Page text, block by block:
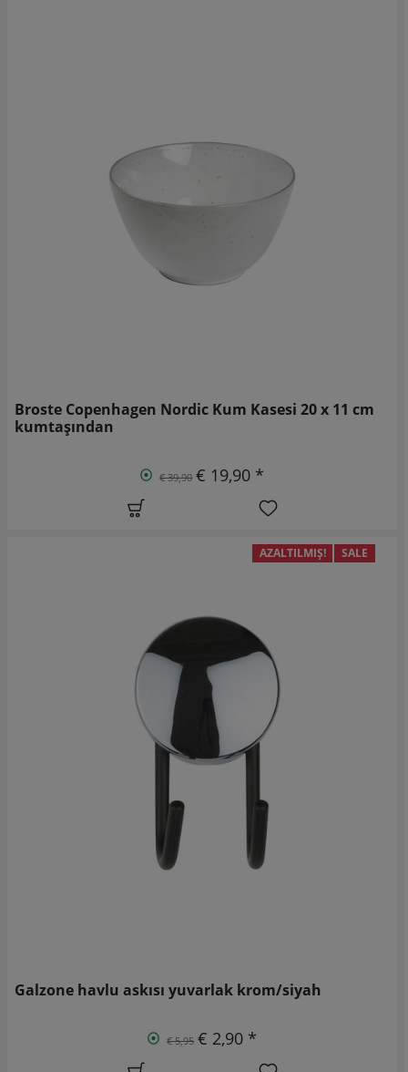
Broste Copenhagen Nordic Kum Kasesi 20 x 11 cm
kumtaşından
€ 39,90 € 19,90 *
AZALTILMIŞ! SALE
Galzone havlu askısı yuvarlak krom/siyah
€ 5,95 € 2,90 *